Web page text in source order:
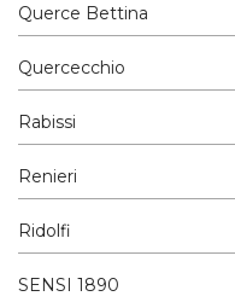
Querce Bettina
Quercecchio
Rabissi
Renieri
Ridolfi
SENSI 1890